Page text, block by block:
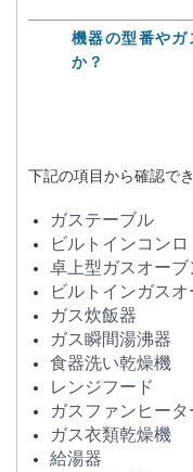
機器の型番や
か？
下記の項目から確認でき
ガステーブル
ビルトインコンロ
卓上型ガスオーブ
ビルトインガスオ
ガス炊飯器
ガス瞬間湯沸器
食器洗い乾燥機
レンジフード
ガスファンヒータ
ガス衣類乾燥機
給湯器